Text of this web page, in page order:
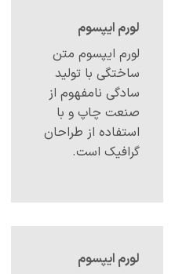
لورم ایپسوم
لورم ایپسوم متن
ساختگی با تولید
سادگی نامفهوم از
صنعت چاپ و با
استفاده از طراحان
گرافیک است.
لورم ایپسوم